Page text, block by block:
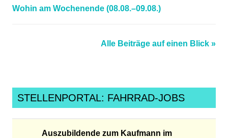
Wohin am Wochenende (08.08.–09.08.)
Alle Beiträge auf einen Blick »
STELLENPORTAL: FAHRRAD-JOBS
Auszubildende zum Kaufmann im